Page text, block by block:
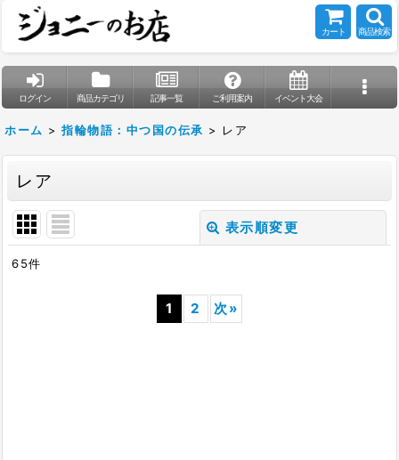
カート 商品検索
ログイン 商品カテゴリ 記事一覧 ご利用案内 イベント大会
ホーム > 指輪物語：中つ国の伝承 > レア
レア
表示順変更
65件
1 2 次 »